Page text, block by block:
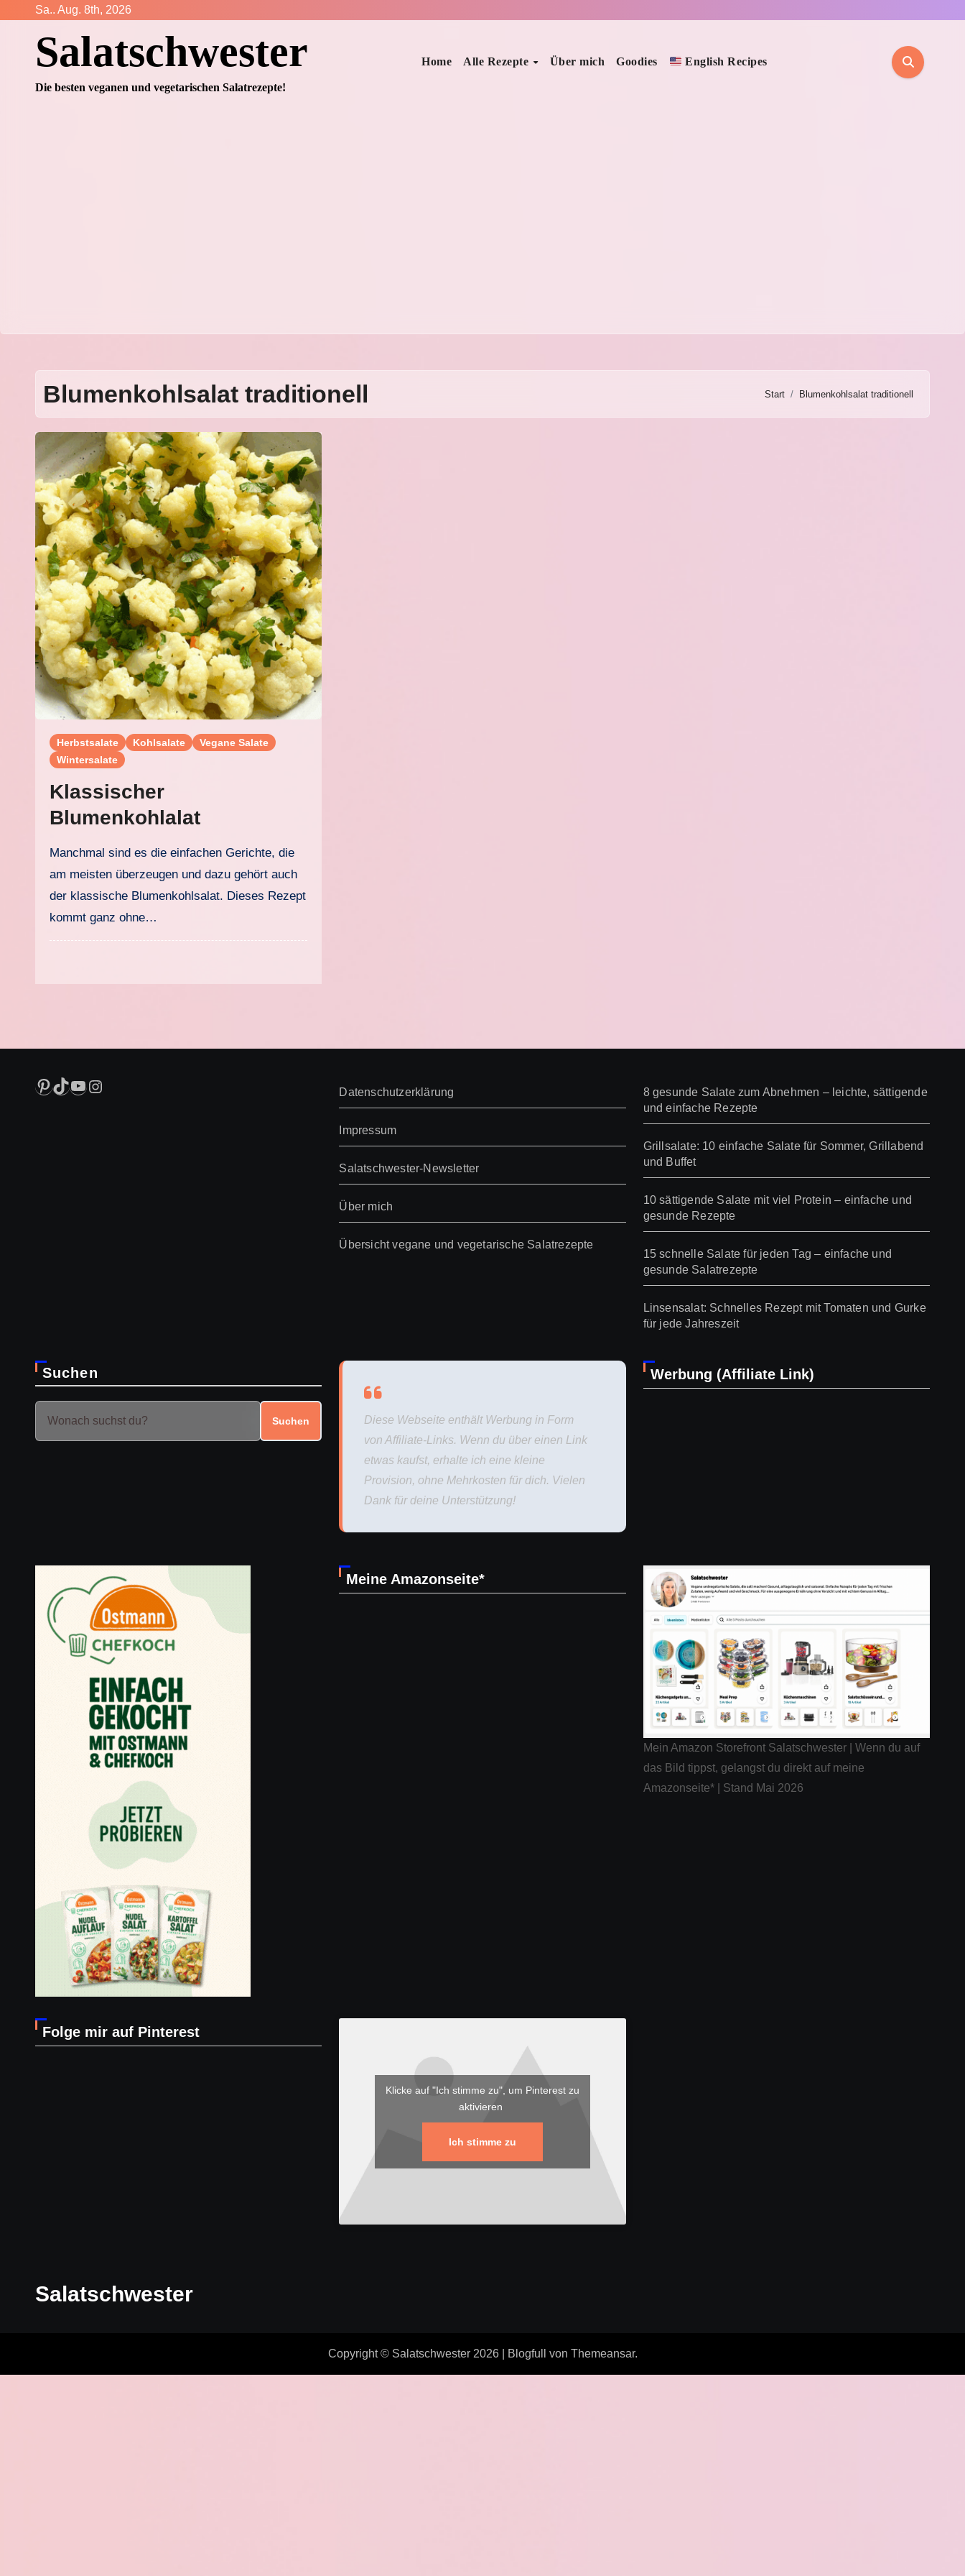
springen
Sa.. Aug. 8th, 2026
Salatschwester
Die besten veganen und vegetarischen Salatrezepte!
Home Alle Rezepte Über mich Goodies English Recipes
Blumenkohlsalat traditionell Start Blumenkohlsalat traditionell
Herbstsalate Kohlsalate
Vegane Salate
Wintersalate
Klassischer
Blumenkohlalat
Manchmal sind es die einfachen Gerichte, die
am meisten überzeugen und dazu gehört auch
der klassische Blumenkohlsalat. Dieses Rezept
kommt ganz ohne…
Pinterest
TikTok
YouTube
Instagram Datenschutzerklärung
Impressum
Salatschwester-Newsletter
Über mich
Übersicht vegane und vegetarische Salatrezepte
8 gesunde Salate zum Abnehmen – leichte, sättigende
und einfache Rezepte
Grillsalate: 10 einfache Salate für Sommer, Grillabend
und Buffet
10 sättigende Salate mit viel Protein – einfache und
gesunde Rezepte
15 schnelle Salate für jeden Tag – einfache und
gesunde Salatrezepte
Linsensalat: Schnelles Rezept mit Tomaten und Gurke
für jede Jahreszeit
Suchen
Suchen
Diese Webseite enthält Werbung in Form
von Affiliate-Links. Wenn du über einen Link
etwas kaufst, erhalte ich eine kleine
Provision, ohne Mehrkosten für dich. Vielen
Dank für deine Unterstützung!
Werbung (Affiliate Link)
Meine Amazonseite*
Mein Amazon Storefront Salatschwester | Wenn du auf
das Bild tippst, gelangst du direkt auf meine
Amazonseite* | Stand Mai 2026
Folge mir auf Pinterest
Klicke auf "Ich stimme zu", um Pinterest zu
aktivieren
Ich stimme zu
Salatschwester
Copyright © Salatschwester 2026 Blogfull von Themeansar.